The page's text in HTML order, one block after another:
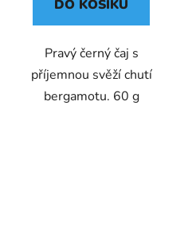
DO KOŠÍKU
Pravý černý čaj s
příjemnou svěží chutí
bergamotu. 60 g